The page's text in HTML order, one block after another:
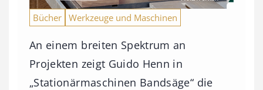
Bücher Werkzeuge und Maschinen
An einem breiten Spektrum an
Projekten zeigt Guido Henn in
„Stationärmaschinen Bandsäge“ die